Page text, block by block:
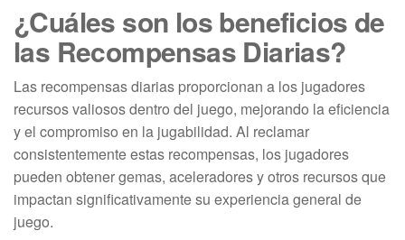
¿Cuáles son los beneficios de
las Recompensas Diarias?
Las recompensas diarias proporcionan a los jugadores
recursos valiosos dentro del juego, mejorando la eficiencia
y el compromiso en la jugabilidad. Al reclamar
consistentemente estas recompensas, los jugadores
pueden obtener gemas, aceleradores y otros recursos que
impactan significativamente su experiencia general de
juego.